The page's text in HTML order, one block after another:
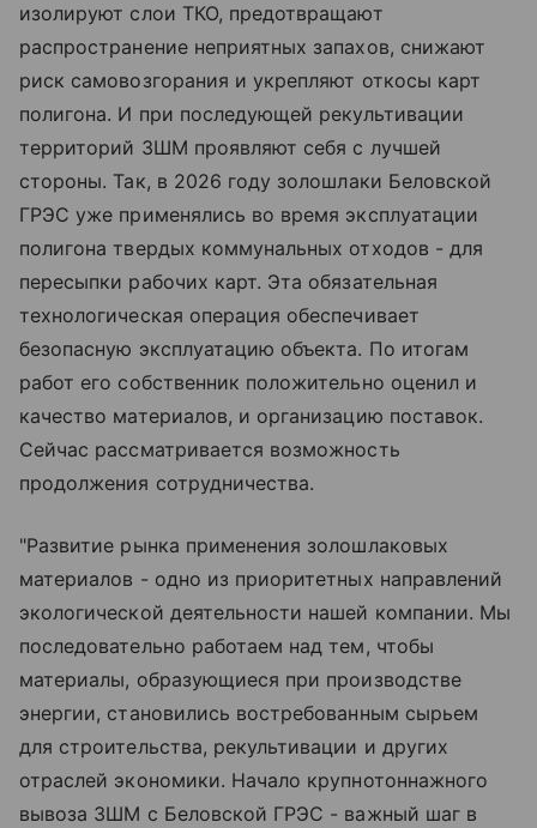
изолируют слои ТКО, предотвращают
распространение неприятных запахов, снижают
риск самовозгорания и укрепляют откосы карт
полигона. И при последующей рекультивации
территорий ЗШМ проявляют себя с лучшей
стороны. Так, в 2026 году золошлаки Беловской
ГРЭС уже применялись во время эксплуатации
полигона твердых коммунальных отходов - для
пересыпки рабочих карт. Эта обязательная
технологическая операция обеспечивает
безопасную эксплуатацию объекта. По итогам
работ его собственник положительно оценил и
качество материалов, и организацию поставок.
Сейчас рассматривается возможность
продолжения сотрудничества.
"Развитие рынка применения золошлаковых
материалов - одно из приоритетных направлений
экологической деятельности нашей компании. Мы
последовательно работаем над тем, чтобы
материалы, образующиеся при производстве
энергии, становились востребованным сырьем
для строительства, рекультивации и других
отраслей экономики. Начало крупнотоннажного
вывоза ЗШМ с Беловской ГРЭС - важный шаг в